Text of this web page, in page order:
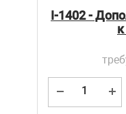
I-1402 -